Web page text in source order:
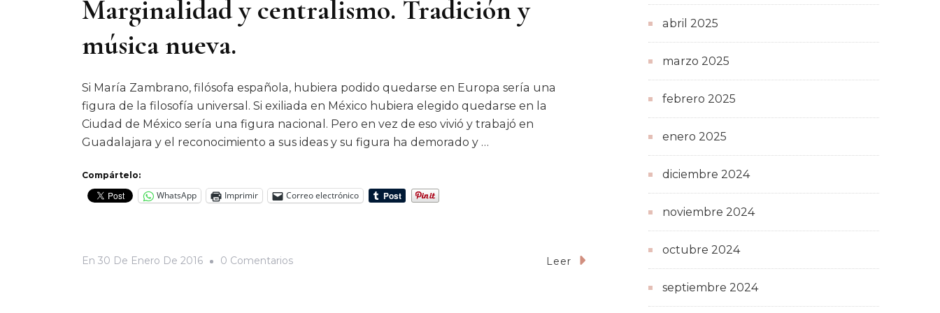
Marginalidad y centralismo. Tradición y
música nueva.
Si María Zambrano, filósofa española, hubiera podido quedarse en Europa sería una
figura de la filosofía universal. Si exiliada en México hubiera elegido quedarse en la
Ciudad de México sería una figura nacional. Pero en vez de eso vivió y trabajó en
Guadalajara y el reconocimiento a sus ideas y su figura ha demorado y …
Compártelo:
WhatsApp Imprimir Correo electrónico
En 30 De Enero De 2016 0 ComentariosEn
Leer
abril 2025
marzo 2025
febrero 2025
enero 2025
diciembre 2024
noviembre 2024
octubre 2024
septiembre 2024